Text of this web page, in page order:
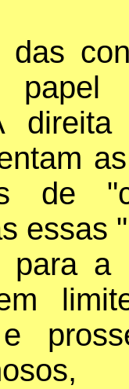
das
de
essas
para a
e